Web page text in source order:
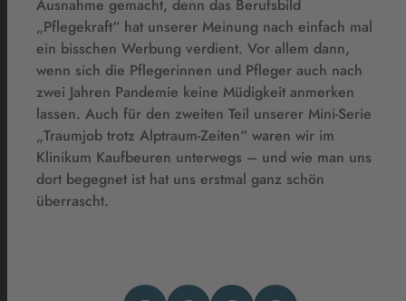
Ausnahme gemacht, denn das Berufsbild
„Pflegekraft“ hat unserer Meinung nach einfach mal
ein bisschen Werbung verdient. Vor allem dann,
wenn sich die Pflegerinnen und Pfleger auch nach
zwei Jahren Pandemie keine Müdigkeit anmerken
lassen. Auch für den zweiten Teil unserer Mini-Serie
„Traumjob trotz Alptraum-Zeiten“ waren wir im
Klinikum Kaufbeuren unterwegs – und wie man uns
dort begegnet ist hat uns erstmal ganz schön
überrascht.